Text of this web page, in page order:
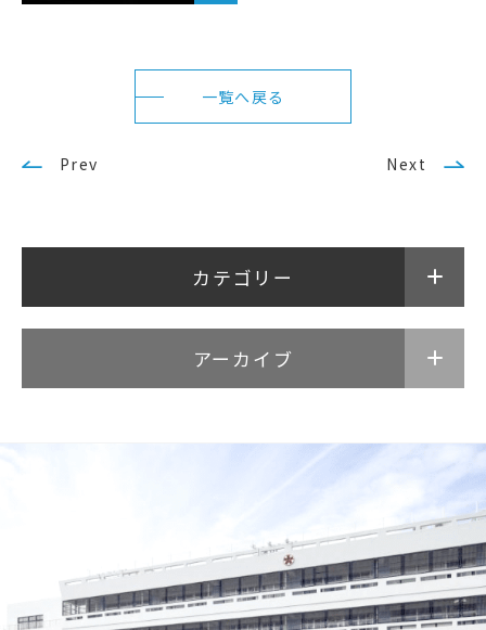
Prev
一覧へ戻る
Next
カテゴリー
アーカイブ